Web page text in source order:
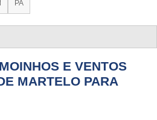
PA
E VENTOS
MARTELO PARA